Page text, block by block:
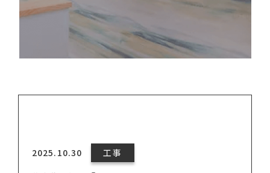
2025.10.30
工事